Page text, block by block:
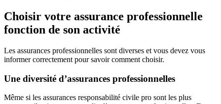
Choisir votre assurance professionnelle
fonction de son activité
Les assurances professionnelles sont diverses et vous devez vous
informer correctement pour savoir comment choisir.
Une diversité d’assurances professionnelles
Même si les assurances responsabilité civile pro sont les plus